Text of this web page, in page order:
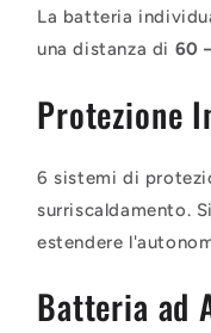
La batteria
una distanza di 60
Protezione
6 sistemi di
surriscaldamento.
estendere
Batteria ad